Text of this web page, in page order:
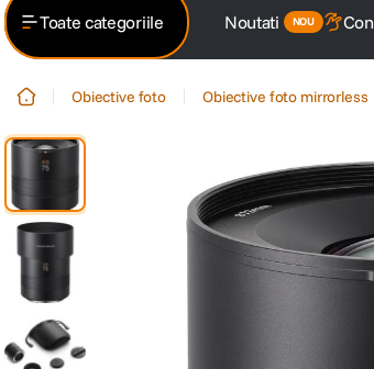
2. trepied
trepied telefon
4. peak design
lavaliera
Toate categoriile Noutati
Obiective foto Obiective foto mirrorless